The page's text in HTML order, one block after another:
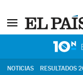
NOTICIAS RESULTADOS